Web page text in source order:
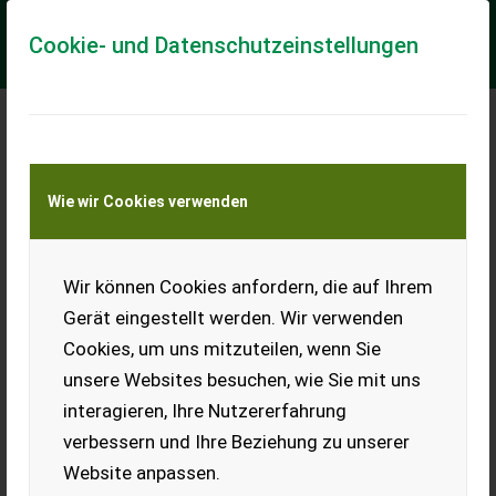
Cookie- und Datenschutzeinstellungen
Wie wir Cookies verwenden
Wir können Cookies anfordern, die auf Ihrem
Gerät eingestellt werden. Wir verwenden
Cookies, um uns mitzuteilen, wenn Sie
unsere Websites besuchen, wie Sie mit uns
interagieren, Ihre Nutzererfahrung
verbessern und Ihre Beziehung zu unserer
Website anpassen.
Meine Transportkostenanfrage
Transport von Land- und Baumaschinen –
KEINE Tiertransporte
Schäffer 460 T
Schäffer 460T gebraucht - Bj 2008 - Bh 7185 - Kipplast gerade
1.800 kg mit Palettengabel - Hubhöhe Werkzeugdrehpunkt
4,25m - Euro Aufnahme mit hydr...
EUR 35.581 inkl. 19% MwSt